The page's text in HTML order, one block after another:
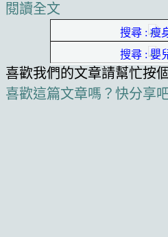
閱讀全文
搜尋 : 瘦
搜尋 : 嬰
喜歡我們的文章請幫忙按
喜歡這篇文章嗎？快分享吧